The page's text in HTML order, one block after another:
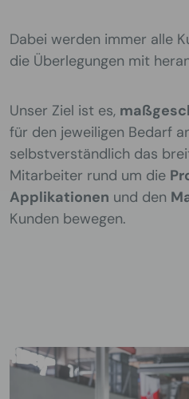
Dabei werden immer alle
die Überlegungen mit
Unser Ziel ist es,
für den jeweiligen Bedarf
selbstverständlich das
Mitarbeiter rund um die
Applikationen und den
Kunden bewegen.